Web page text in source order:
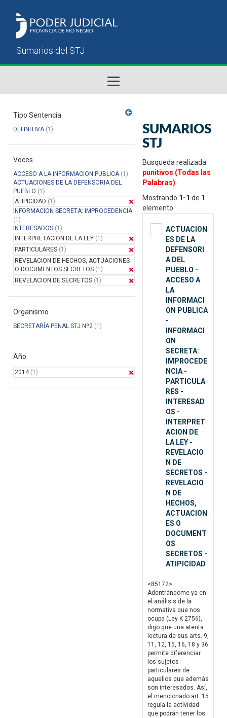
Sumarios del STJ
Manual del Usuario
Tipo Sentencia
DEFINITIVA(1)
Voces
ACCESO A LA INFORMACION PUBLICA(1)
ACTUACIONES DE LA DEFENSORIA DEL
PUEBLO (1)
ATIPICIDAD (1)
INFORMACION SECRETA: IMPROCEDENCIA
(1)
INTERESADOS (1)
INTERPRETACION DE LA LEY (1)
PARTICULARES (1)
REVELACION DE HECHOS, ACTUACIONES
O DOCUMENTOS SECRETOS (1)
REVELACION DE SECRETOS (1)
Organismo
SECRETARÍA PENAL STJ Nº2 (1)
Año
2014(1)
SUMARIOS
STJ
Busqueda realizada:
punitivos (Todas las
Palabras)
Mostrando 1-1 de 1
elemento.
ACTUACION
ES DE LA
DEFENSORI
A DEL
PUEBLO -
ACCESO A
LA
INFORMACI
ON PUBLICA
-
INFORMACI
ON
SECRETA:
IMPROCEDE
NCIA -
PARTICULA
RES -
INTERESAD
OS -
INTERPRET
ACION DE
LA LEY -
REVELACIO
N DE
SECRETOS -
REVELACIO
N DE
HECHOS,
ACTUACION
ES O
DOCUMENT
OS
SECRETOS -
ATIPICIDAD
<85172>
Adentrándome ya en
el análisis de la
normativa que nos
ocupa (Ley K 2756),
digo que una atenta
lectura de sus arts. 9,
11, 12, 15, 16, 18 y 36
permite diferenciar
los sujetos
particulares de
aquellos que además
son interesados. Así,
el mencionado art. 15
regula la actividad
que podrán tener los